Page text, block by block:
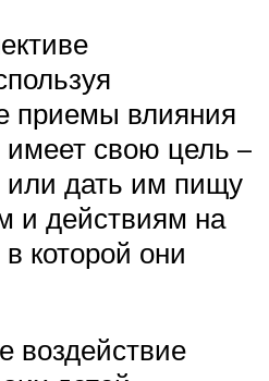
приемы влияния
имеет свою цель –
или дать им пищу
и действиям на
которой они
воздействие